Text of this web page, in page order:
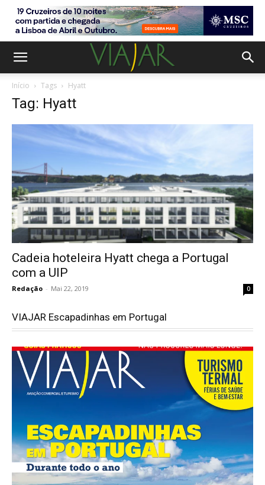
Início Tags Hyatt
Tag: Hyatt
Cadeia hoteleira Hyatt chega a Portugal
com a UIP
Redação - Mai 22, 2019 0
VIAJAR Escapadinhas em Portugal